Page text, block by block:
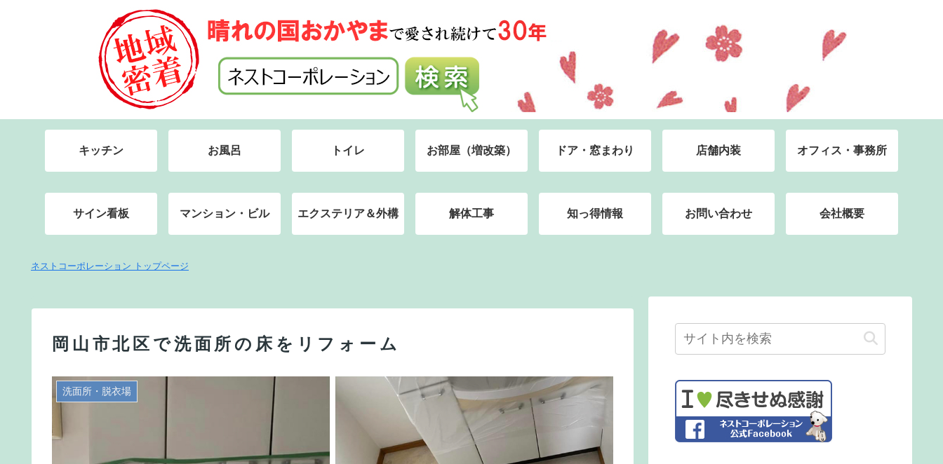
キッチン お風呂 トイレ お部屋（増改築） ドア・窓まわり 店舗内装 オフィス・事務所
サイン看板 マンション・ビル エクステリア＆外構 解体工事 知っ得情報 お問い合わせ 会社概要
ネストコーポレーション トップページ
岡山市北区で洗面所の床をリフォーム
洗面所・脱衣場